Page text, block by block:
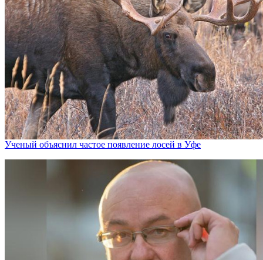
Ученый объяснил частое появление лосей в Уфе